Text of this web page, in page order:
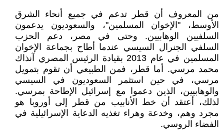
من المعروف أن قطر تدعم في جميع أنحاء الشرق
الأوسط، "الإخوان المسلمين"، والسعوديون يدعمون
السلفيين الوهابيين. وحتى في مصر، دعم الحزب
السلفي الجنرال السيسي عندما أطاح بجماعة الإخوان
المسلمين في عام 2013 بقيادة الرئيس المصري آنذاك
محمد مرسي. أما قطر، فمن الطبيعي أن تقوم بتمويل
مرسي، في حين استثمر السعوديون في السيسي
والوهابيين، الذين دعموا مع إسرائيل الإطاحة بمرسي.
لذلك، أعتقد أن خط الأنابيب من قطر إلى أوروبا هو
مجرد وهم، وخدعة وهراء تغذيه الدعاية الإسرائيلية في
الفضاء الروسي.